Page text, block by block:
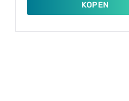
KOPEN